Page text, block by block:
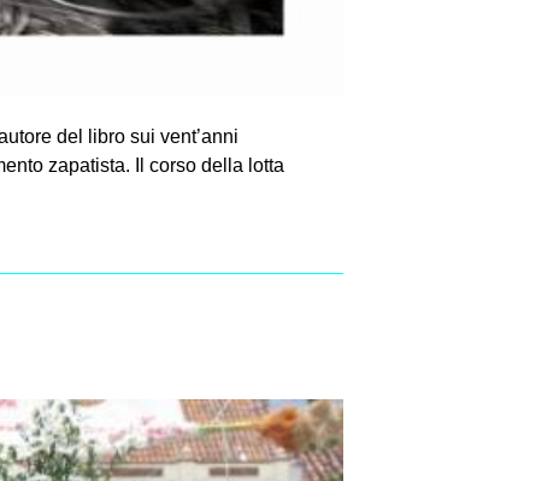
del libro sui vent’anni
zapatista. Il corso della lotta